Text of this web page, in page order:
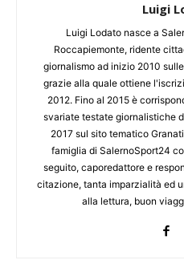
Luigi
Luigi Lodato nasce a
Roccapiemonte, ridente
giornalismo ad inizio 2010
grazie alla quale ottiene
2012. Fino al 2015 è
svariate testate giornalistiche
2017 sul sito tematico
famiglia di SalernoSport24
seguito, caporedattore e
citazione, tanta imparzialità ed
alla lettura, buon